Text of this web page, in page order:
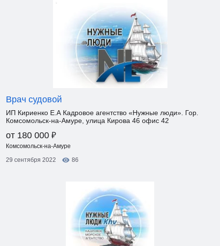
Врач судовой
ИП Кириенко Е.А Кадровое агентство «Нужные люди». Гор.
Комсомольск-на-Амуре, улица Кирова 46 офис 42
от 180 000 ₽
Комсомольск-на-Амуре
29 сентября 2022
86